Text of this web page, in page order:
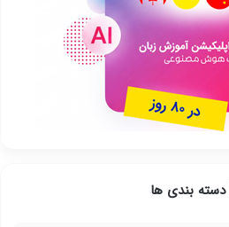
دسته بندی ها